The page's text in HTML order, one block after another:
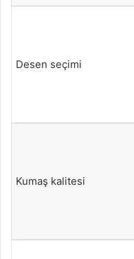
Desen seçimi
Kumaş kalitesi